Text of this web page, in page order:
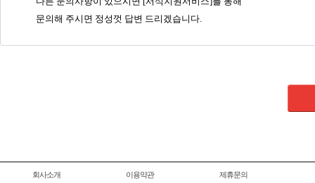
문의해 주시면 정성껏 답변 드리겠습니다.
회사소개 이용약관 제휴문의